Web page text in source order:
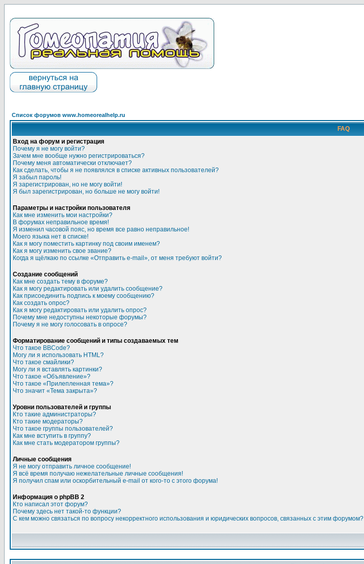
Список форумов www.homeorealhelp.ru
FAQ
Вход на форум и регистрация
Почему я не могу войти?
Зачем мне вообще нужно регистрироваться?
Почему меня автоматически отключает?
Как сделать, чтобы я не появлялся в списке активных пользователей?
Я забыл пароль!
Я зарегистрирован, но не могу войти!
Я был зарегистрирован, но больше не могу войти!
Параметры и настройки пользователя
Как мне изменить мои настройки?
В форумах неправильное время!
Я изменил часовой пояс, но время все равно неправильное!
Моего языка нет в списке!
Как я могу поместить картинку под своим именем?
Как я могу изменить свое звание?
Когда я щёлкаю по ссылке «Отправить e-mail», от меня требуют войти?
Создание сообщений
Как мне создать тему в форуме?
Как я могу редактировать или удалить сообщение?
Как присоединить подпись к моему сообщению?
Как создать опрос?
Как я могу редактировать или удалить опрос?
Почему мне недоступны некоторые форумы?
Почему я не могу голосовать в опросе?
Форматирование сообщений и типы создаваемых тем
Что такое BBCode?
Могу ли я использовать HTML?
Что такое смайлики?
Могу ли я вставлять картинки?
Что такое «Объявление»?
Что такое «Прилепленная тема»?
Что значит «Тема закрыта»?
Уровни пользователей и группы
Кто такие администраторы?
Кто такие модераторы?
Что такое группы пользователей?
Как мне вступить в группу?
Как мне стать модератором группы?
Личные сообщения
Я не могу отправить личное сообщение!
Я всё время получаю нежелательные личные сообщения!
Я получил спам или оскорбительный e-mail от кого-то с этого форума!
Информация о phpBB 2
Кто написал этот форум?
Почему здесь нет такой-то функции?
С кем можно связаться по вопросу некорректного использования и юридических вопросов, связанных с этим форумом?